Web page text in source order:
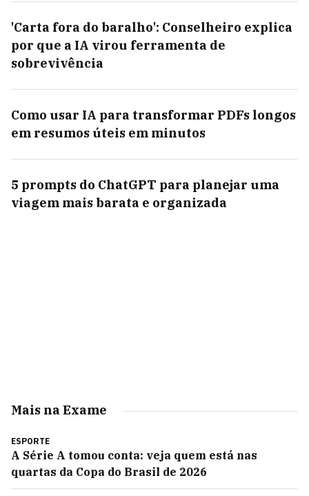
'Carta fora do baralho': Conselheiro explica
por que a IA virou ferramenta de
sobrevivência
Como usar IA para transformar PDFs longos
em resumos úteis em minutos
5 prompts do ChatGPT para planejar uma
viagem mais barata e organizada
Mais na Exame
ESPORTE
A Série A tomou conta: veja quem está nas
quartas da Copa do Brasil de 2026